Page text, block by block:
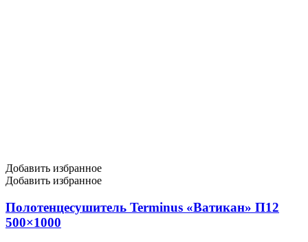
Добавить избранное
Добавить избранное
Полотенцесушитель Terminus «Ватикан» П12
500×1000